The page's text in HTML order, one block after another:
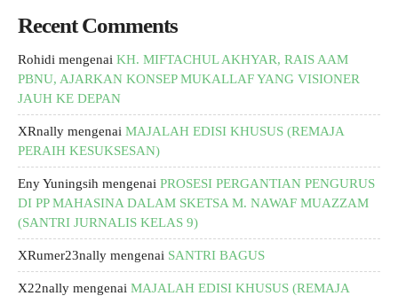
Recent Comments
Rohidi mengenai KH. MIFTACHUL AKHYAR, RAIS AAM
PBNU, AJARKAN KONSEP MUKALLAF YANG VISIONER
JAUH KE DEPAN
XRnally mengenai MAJALAH EDISI KHUSUS (REMAJA
PERAIH KESUKSESAN)
Eny Yuningsih mengenai PROSESI PERGANTIAN PENGURUS
DI PP MAHASINA DALAM SKETSA M. NAWAF MUAZZAM
(SANTRI JURNALIS KELAS 9)
XRumer23nally mengenai SANTRI BAGUS
X22nally mengenai MAJALAH EDISI KHUSUS (REMAJA